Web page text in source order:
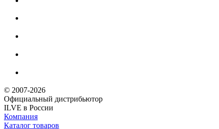
© 2007-2026
Официальный дистрибьютoр
ILVE в России
Компания
Каталог товаров